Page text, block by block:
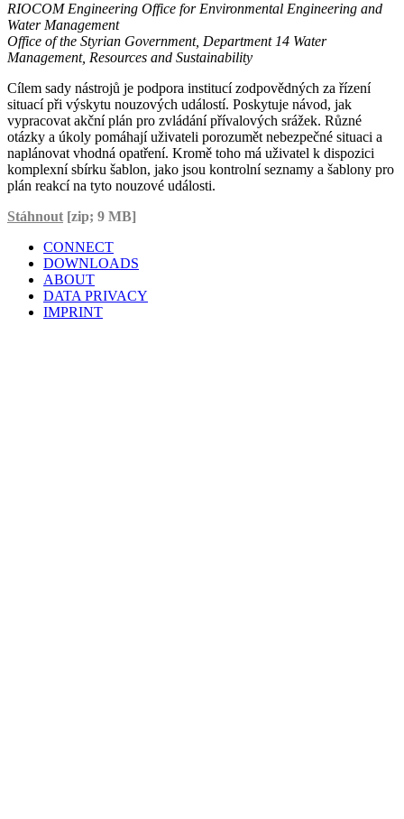
RIOCOM Engineering Office for Environmental Engineering and
Water Management
Office of the Styrian Government, Department 14 Water
Management, Resources and Sustainability
Cílem sady nástrojů je podpora institucí zodpovědných za řízení
situací při výskytu nouzových událostí. Poskytuje návod, jak
vypracovat akční plán pro zvládání přívalových srážek. Různé
otázky a úkoly pomáhají uživateli porozumět nebezpečné situaci a
naplánovat vhodná opatření. Kromě toho má uživatel k dispozici
komplexní sbírku šablon, jako jsou kontrolní seznamy a šablony pro
plán reakcí na tyto nouzové události.
Stáhnout [zip; 9 MB]
CONNECT
DOWNLOADS
ABOUT
DATA PRIVACY
IMPRINT